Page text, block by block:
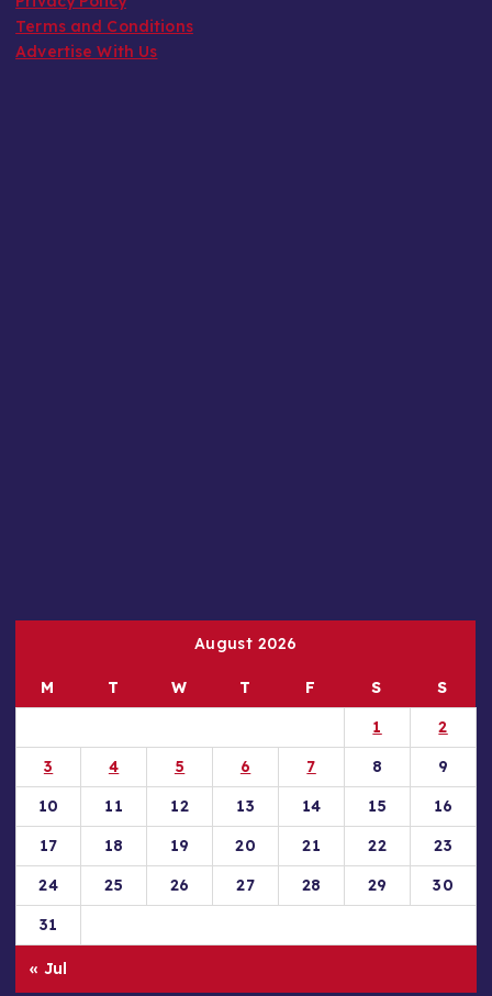
Privacy Policy
Terms and Conditions
Advertise With Us
August 2026
M T W T F S
S
1
2
3
4 5 6 7 8
9
10
11 12 13 14 15
16
17
18 19 20 21 22
23
24
25 26 27 28 29
30
31
« Jul